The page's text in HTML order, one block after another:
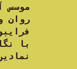
موسس
روان
با